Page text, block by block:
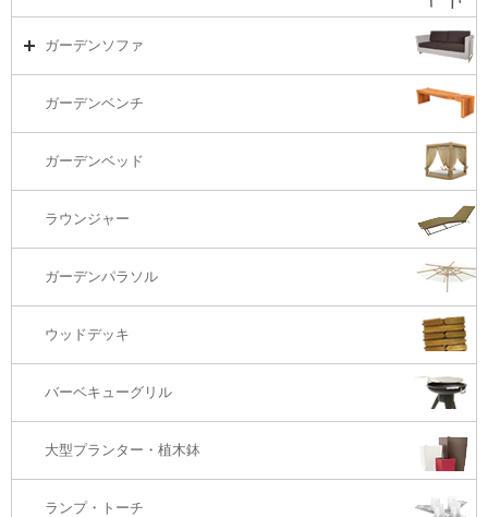
ラウンジ・ベッド
コーヒーテーブル
カウンター・バーテーブル
ガーデンチェアーTOP
カウンター・バーチェアー
ガーデンソファ
ガーデンソファTOP
3Sソファ
オットマン・スツール
ガーデンベンチ
ガーデンベッド
ラウンジャー
ガーデンパラソル
ウッドデッキ
バーベキューグリル
大型プランター・植木鉢
ランプ・トーチ